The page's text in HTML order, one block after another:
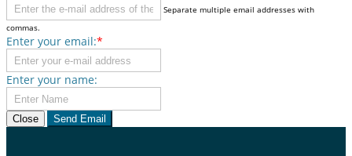
Separate multiple email addresses with
commas.
Enter your email:*
Enter your name:
Close Send Email